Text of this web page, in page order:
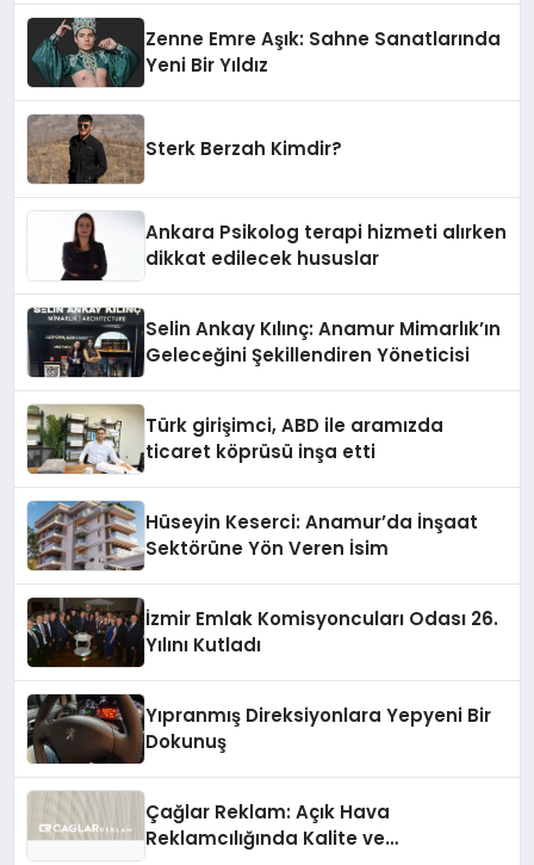
Zenne Emre Aşık: Sahne Sanatlarında
Yeni Bir Yıldız
Sterk Berzah Kimdir?
Ankara Psikolog terapi hizmeti alırken
dikkat edilecek hususlar
Selin Ankay Kılınç: Anamur Mimarlık’ın
Geleceğini Şekillendiren Yöneticisi
Türk girişimci, ABD ile aramızda
ticaret köprüsü inşa etti
Hüseyin Keserci: Anamur’da İnşaat
Sektörüne Yön Veren İsim
İzmir Emlak Komisyoncuları Odası 26.
Yılını Kutladı
Yıpranmış Direksiyonlara Yepyeni Bir
Dokunuş
Çağlar Reklam: Açık Hava
Reklamcılığında Kalite ve